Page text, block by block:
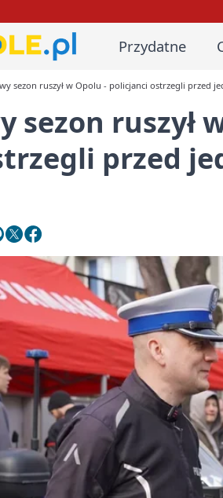
Przydatne
sezon ruszył w Opolu - policjanci ostrzegli przed
sezon ruszył
przed